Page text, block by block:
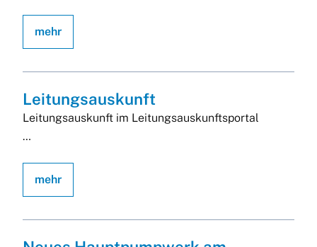
mehr
Leitungsauskunft
Leitungsauskunft im Leitungsauskunftsportal
mehr